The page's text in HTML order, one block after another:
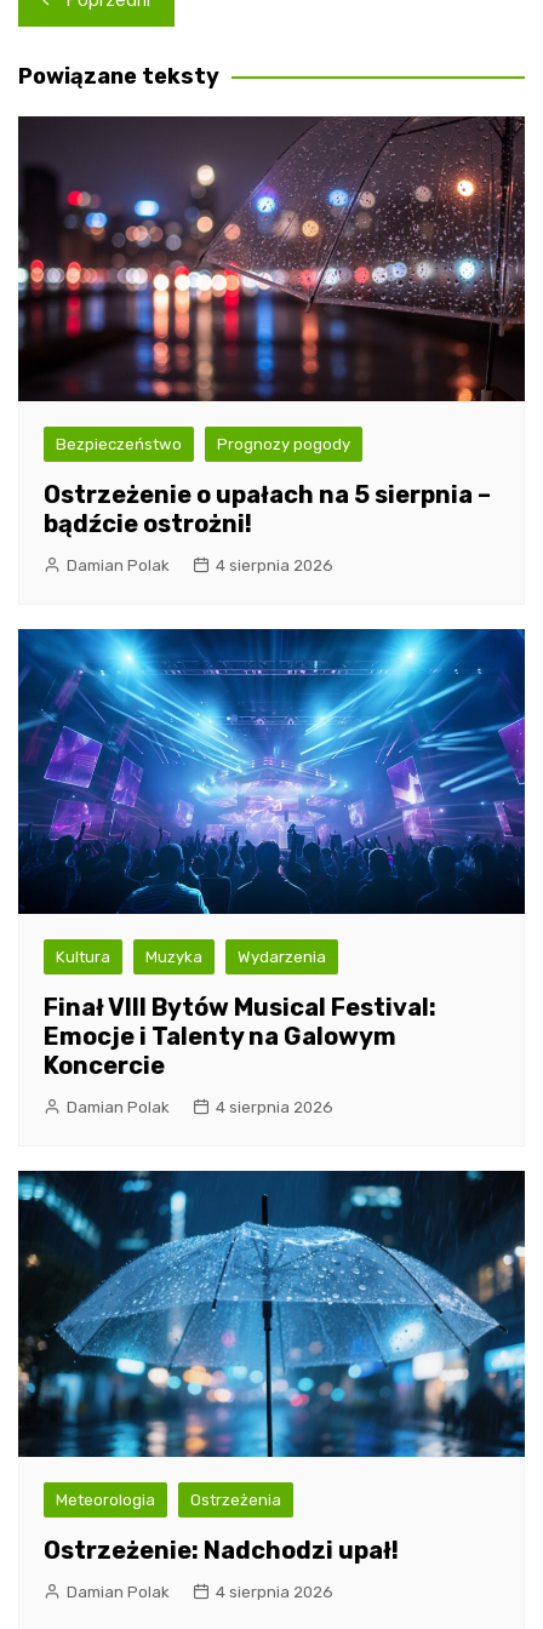
wpisu
Powiązane teksty
Bezpieczeństwo Prognozy pogody
Ostrzeżenie o upałach na 5 sierpnia –
bądźcie ostrożni!
Damian Polak 4 sierpnia 2026
Kultura Muzyka Wydarzenia
Finał VIII Bytów Musical Festival:
Emocje i Talenty na Galowym
Koncercie
Damian Polak 4 sierpnia 2026
Meteorologia Ostrzeżenia
Ostrzeżenie: Nadchodzi upał!
Damian Polak 4 sierpnia 2026